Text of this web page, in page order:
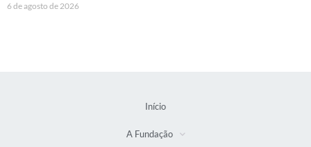
6 de agosto de 2026
Início
A Fundação